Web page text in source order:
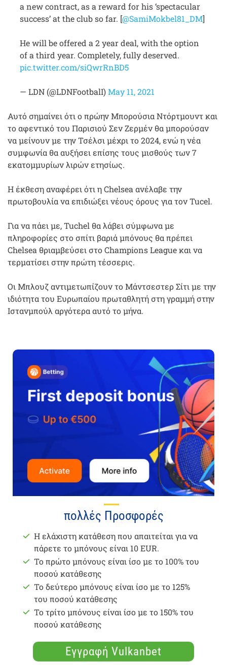
a new contract, as a reward for his ‘spectacular
success’ at the club so far. [@SamiMokbel81_DM]
He will be offered a 2 year deal, with the option
of a third year. Completely, fully deserved.
pic.twitter.com/siQwrRnBD5
— LDN (@LDNFootbalI)May 11, 2021
Αυτό σημαίνει ότι ο πρώην Μπορούσια Ντόρτμουντ και
το αφεντικό του Παρισιού Σεν Ζερμέν θα μπορούσαν
να μείνουν με την Τσέλσι μέχρι το 2024, ενώ η νέα
συμφωνία θα αυξήσει επίσης τους μισθούς των 7
εκατομμυρίων λιρών ετησίως.
Η έκθεση αναφέρει ότι η Chelsea ανέλαβε την
πρωτοβουλία να επιδιώξει νέους όρους για τον Tucel.
Για να πάει με, Tuchel θα λάβει σύμφωνα με
πληροφορίες στο σπίτι βαριά μπόνους θα πρέπει
Chelsea θριαμβεύσει στο Champions League και να
τερματίσει στην πρώτη τέσσερις.
Οι Μπλουζ αντιμετωπίζουν το Μάντσεστερ Σίτι με την
ιδιότητα του Ευρωπαίου πρωταθλητή στη γραμμή στην
Ιστανμπούλ αργότερα αυτό το μήνα.
πολλές Προσφορές
Η ελάχιστη κατάθεση που απαιτείται για να
πάρετε το μπόνους είναι 10 EUR.
Το πρώτο μπόνους είναι ίσο με το 100% του
ποσού κατάθεσης
Το δεύτερο μπόνους είναι ίσο με το 125%
του ποσού κατάθεσης
Το τρίτο μπόνους είναι ίσο με το 150% του
ποσού κατάθεσης
Εγγραφή Vulkanbet